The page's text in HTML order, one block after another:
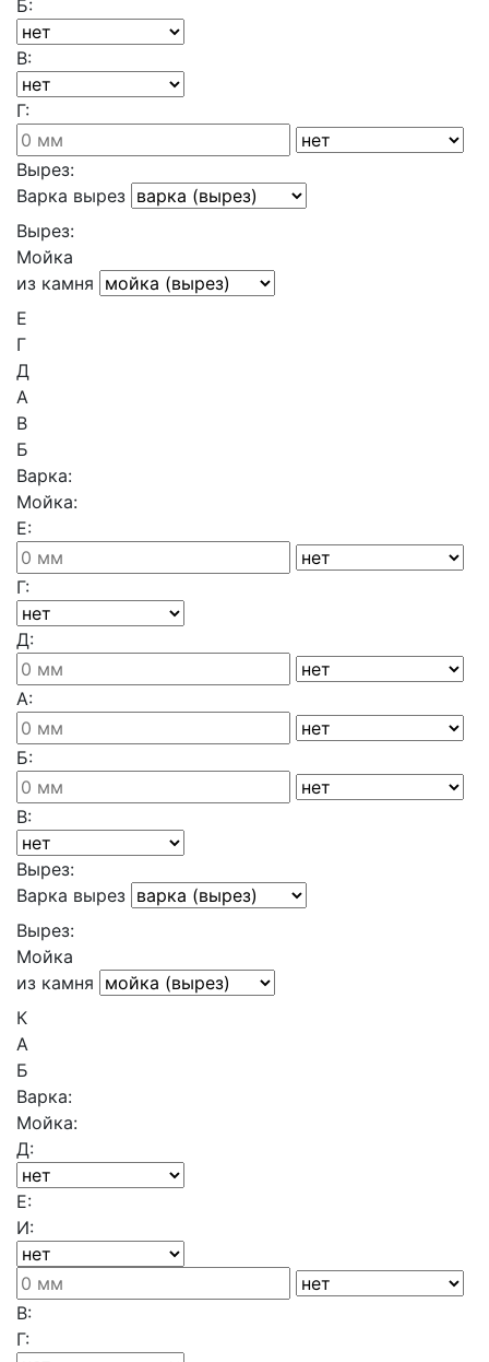
Б:
В:
Г:
Вырез:
Варка вырез
Вырез:
Мойка
из камня
Е
Г
Д
А
В
Б
Варка:
Мойка:
Е:
Г:
Д:
А:
Б:
В:
Вырез:
Варка вырез
Вырез:
Мойка
из камня
К
А
Б
Варка:
Мойка:
Д:
Е:
И:
В:
Г: